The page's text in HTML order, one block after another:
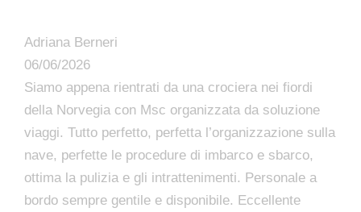
Adriana Berneri
06/06/2026
Siamo appena rientrati da una crociera nei fiordi
della Norvegia con Msc organizzata da soluzione
viaggi. Tutto perfetto, perfetta l’organizzazione sulla
nave, perfette le procedure di imbarco e sbarco,
ottima la pulizia e gli intrattenimenti. Personale a
bordo sempre gentile e disponibile. Eccellente